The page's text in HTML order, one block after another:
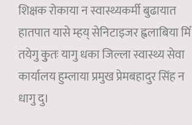
शिक्षक रोकाया न स्वास्थ्यकर्मी बुढायात
हातपात यासे म्हय् सेनिटाइजर ह्वलाबिया मिँ
तयेगु कुुतः यागु धका जिल्ला स्वास्थ्य सेवा
कार्यालय हुम्लाया प्रमुख प्रेमबहादुर सिंह न
धागु दु।